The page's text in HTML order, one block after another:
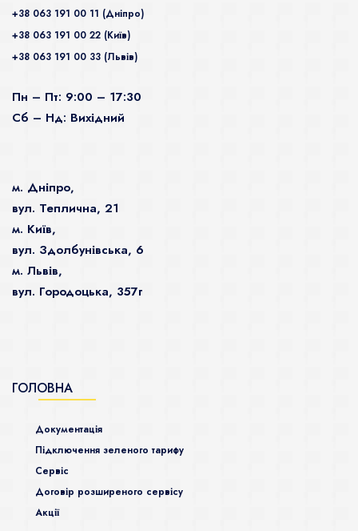
+38 063 191 00 11 (Дніпро)
+38 063 191 00 22 (Київ)
+38 063 191 00 33 (Львів)
Пн – Пт: 9:00 – 17:30
Сб – Нд: Вихідний
м. Дніпро,
вул. Теплична, 21
м. Київ,
вул. Здолбунівська, 6
м. Львів,
вул. Городоцька, 357г
ГОЛОВНА
Документація
Підключення зеленого тарифу
Сервіс
Договір розширеного сервісу
Акції